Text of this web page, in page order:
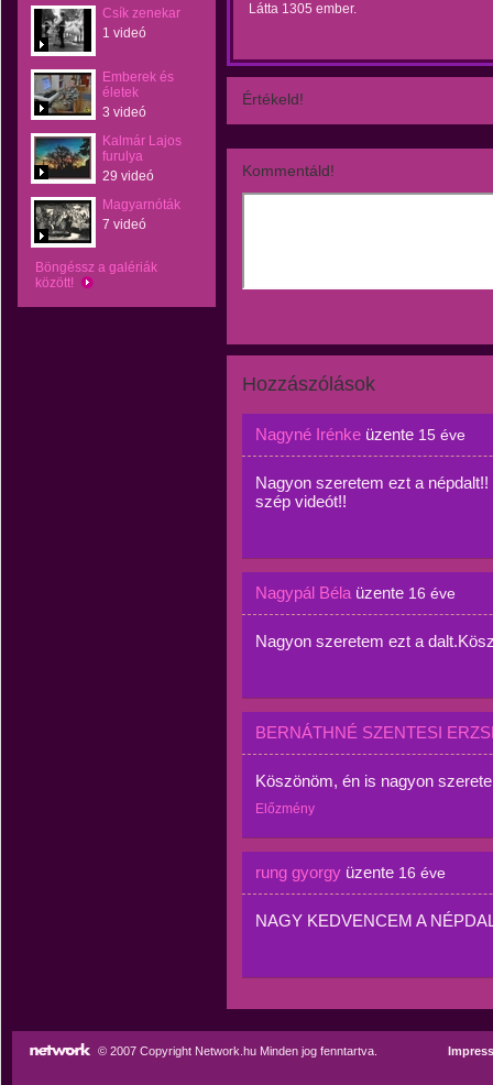
Csík zenekar
1 videó
Emberek és
életek
3 videó
Kalmár Lajos
furulya
29 videó
Magyarnóták
7 videó
Böngéssz a galériák
között!
Látta 1305 ember.
Értékeld!
Kommentáld!
Hozzászólások
Nagyné Irénke üzente 15 éve
Nagyon szeretem ezt a
szép videót!!
Nagypál Béla üzente 16 éve
Nagyon szeretem ezt a
BERNÁTHNÉ SZENTESI
Köszönöm, én is nagyon
Előzmény
rung gyorgy üzente 16 éve
NAGY KEDVENCEM A
© 2007 Copyright Network.hu Minden jog fenntartva.